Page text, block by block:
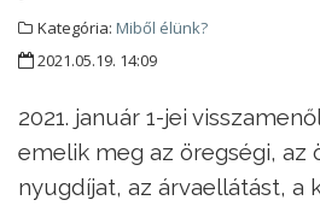
Kategória: Miből élünk?
2021.05.19. 14:09
2021. január 1-jei
emelik meg az öregségi, az
nyugdíjat, az árvaellátást, a